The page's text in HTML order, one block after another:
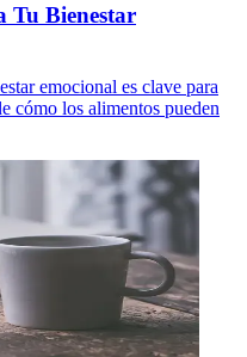
Tu Bienestar
emocional es clave para
cómo los alimentos pueden